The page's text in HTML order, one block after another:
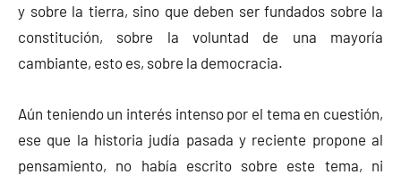
y sobre la tierra, sino que deben ser fundados sobre la
constitución, sobre la voluntad de una mayoría
cambiante, esto es, sobre la democracia.
Aún teniendo un interés intenso por el tema en cuestión,
ese que la historia judía pasada y reciente propone al
pensamiento, no había escrito sobre este tema, ni